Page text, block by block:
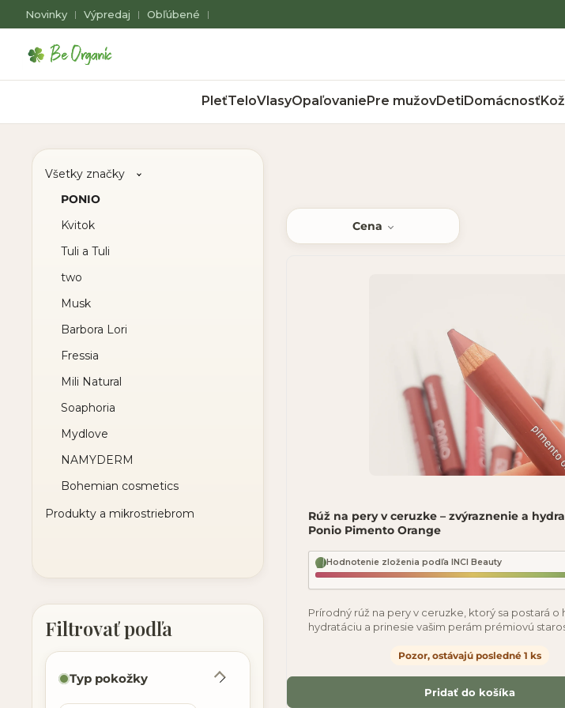
Novinky | Výpredaj | Obľúbené |
PleťTeloVlasyOpaľovaniePre mužovDetiDomácnosť
Všetky značky
PONIO
Kvitok
Tuli a Tuli
two
Musk
Barbora Lori
Fressia
Mili Natural
Soaphoria
Mydlove
NAMYDERM
Bohemian cosmetics
Produkty a mikrostriebrom
Typ pokožky
Cena
Rúž na pery v ceruzke – zvýraznenie a
Ponio Pimento Orange
Hodnotenie zloženia podľa INCI Beauty
Prírodný rúž na pery v ceruzke, ktorý sa postará o
hydratáciu a prinesie vašim perám prémiovú
Pozor, ostávajú posledné 1 ks
Pridať do košíka